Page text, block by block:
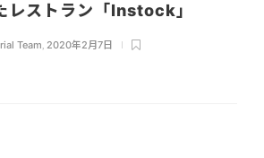
レストラン「Instock」
Team, 2020年2月7日